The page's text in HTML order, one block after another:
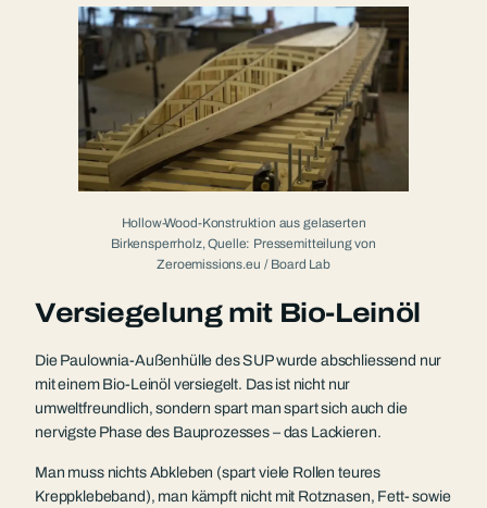
Hollow-Wood-Konstruktion aus gelaserten
Birkensperrholz, Quelle: Pressemitteilung von
Zeroemissions.eu / Board Lab
Versiegelung mit Bio-Leinöl
Die Paulownia-Außenhülle des SUP wurde abschliessend nur
mit einem Bio-Leinöl versiegelt. Das ist nicht nur
umweltfreundlich, sondern spart man spart sich auch die
nervigste Phase des Bauprozesses – das Lackieren.
Man muss nichts Abkleben (spart viele Rollen teures
Kreppklebeband), man kämpft nicht mit Rotznasen, Fett- sowie